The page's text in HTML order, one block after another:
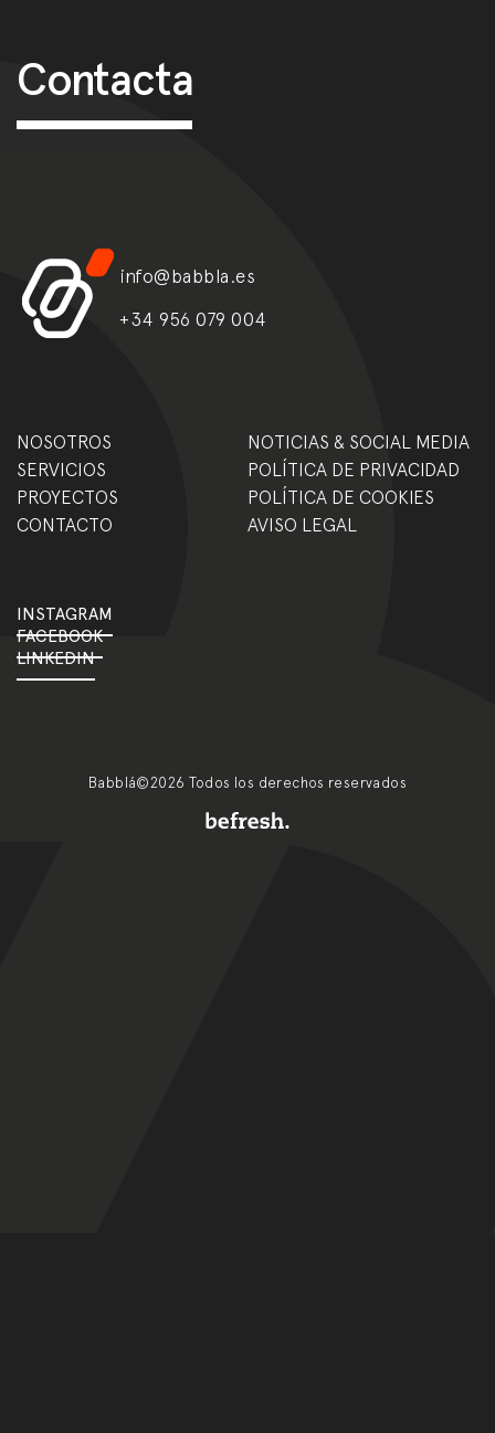
Contacta
info@babbla.es
+34 956 079 004
NOSOTROS
NOTICIAS & SOCIAL MEDIA
SERVICIOS
POLÍTICA DE PRIVACIDAD
PROYECTOS
POLÍTICA DE COOKIES
CONTACTO
AVISO LEGAL
INSTAGRAM
FACEBOOK
LINKEDIN
Babblá©2026 Todos los derechos reservados